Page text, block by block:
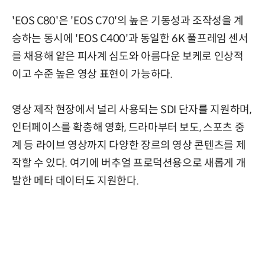
'EOS C80'은 'EOS C70'의 높은 기동성과 조작성을 계
승하는 동시에 'EOS C400'과 동일한 6K 풀프레임 센서
를 채용해 얕은 피사계 심도와 아름다운 보케로 인상적
이고 수준 높은 영상 표현이 가능하다.
영상 제작 현장에서 널리 사용되는 SDI 단자를 지원하며,
인터페이스를 확충해 영화, 드라마부터 보도, 스포츠 중
계 등 라이브 영상까지 다양한 장르의 영상 콘텐츠를 제
작할 수 있다. 여기에 버추얼 프로덕션용으로 새롭게 개
발한 메타 데이터도 지원한다.